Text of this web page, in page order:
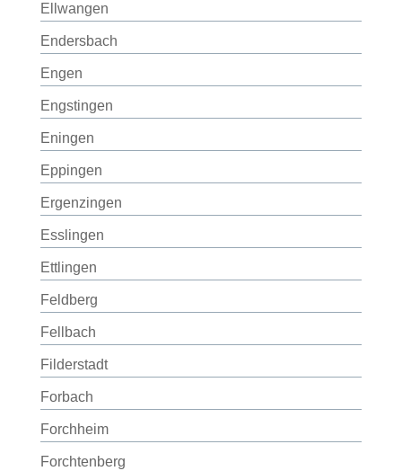
Ellwangen
Endersbach
Engen
Engstingen
Eningen
Eppingen
Ergenzingen
Esslingen
Ettlingen
Feldberg
Fellbach
Filderstadt
Forbach
Forchheim
Forchtenberg